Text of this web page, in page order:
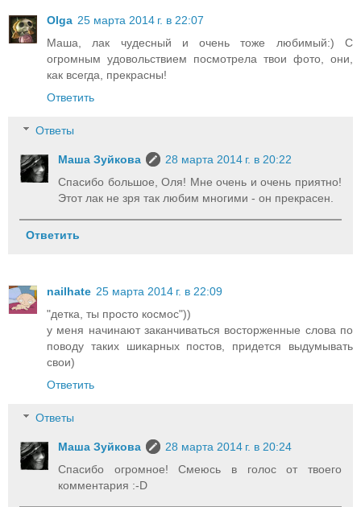
Olga 25 марта 2014 г. в 22:07
Маша, лак чудесный и очень тоже любимый:) С
огромным удовольствием посмотрела твои фото, они,
как всегда, прекрасны!
Ответить
Ответы
Маша Зуйкова
28 марта 2014 г. в 20:22
Спасибо большое, Оля! Мне очень и очень приятно!
Этот лак не зря так любим многими - он прекрасен.
Ответить
nailhate 25 марта 2014 г. в 22:09
"детка, ты просто космос"))
у меня начинают заканчиваться восторженные слова по
поводу таких шикарных постов, придется выдумывать
свои)
Ответить
Ответы
Маша Зуйкова
28 марта 2014 г. в 20:24
Спасибо огромное! Смеюсь в голос от твоего
комментария :-D